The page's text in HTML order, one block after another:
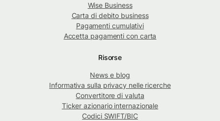
Wise Business
Carta di debito business
Pagamenti cumulativi
Accetta pagamenti con carta
Risorse
News e blog
Informativa sulla privacy nelle ricerche
Convertitore di valuta
Ticker azionario internazionale
Codici SWIFT/BIC